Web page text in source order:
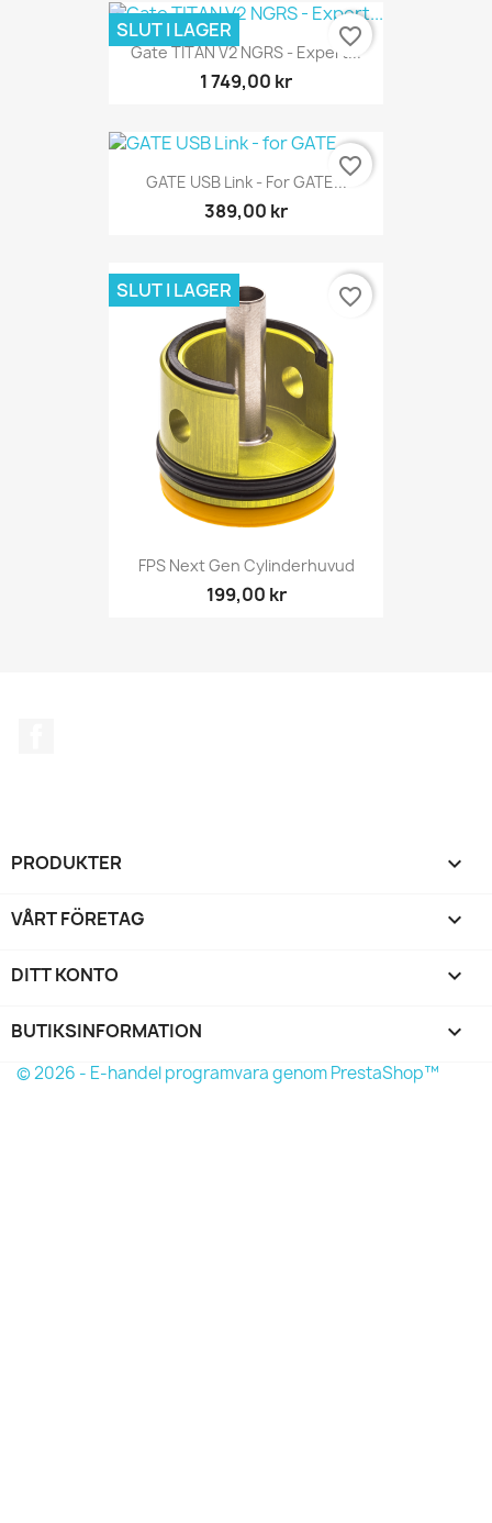
Gate TITAN V2 NGRS - Expert...
1 749,00 kr
SLUT I LAGER favorite_border
GATE USB Link - For GATE...
389,00 kr
favorite_border
FPS Next Gen Cylinderhuvud
199,00 kr
SLUT I LAGER favorite_border
PRODUKTER 
VÅRT FÖRETAG 
DITT KONTO 
BUTIKSINFORMATION keyboard_arrow_down
© 2026 - E-handel programvara genom PrestaShop™